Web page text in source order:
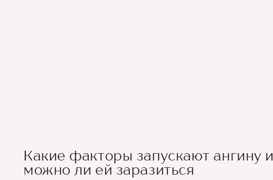
Какие факторы запускают ангину и
можно ли ей заразиться